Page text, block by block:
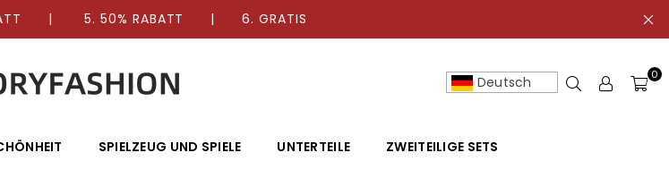
| 5. 50% RABATT | 6. GRATIS
Deutsch 0
SPIELZEUG UND SPIELE UNTERTEILE
ZWEITEILIGE SETS